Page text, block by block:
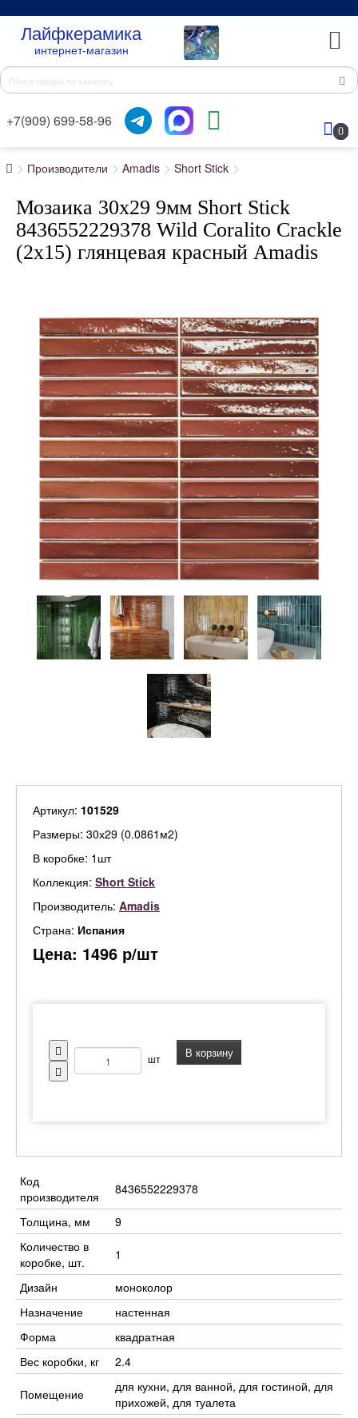
Лайфкерамика
интернет-магазин
+7(909) 699-58-96
0
Производители Amadis Short Stick
Мозаика 30x29 9мм Short Stick
8436552229378 Wild Coralito Crackle
(2x15) глянцевая красный Amadis
Артикул: 101529
Размеры: 30х29 (0.0861м2)
В коробке: 1шт
Коллекция: Short Stick
Производитель: Amadis
Страна: Испания
Цена: 1496 р/шт
шт В корзину
Код
производителя
8436552229378
Толщина, мм
9
Количество в
коробке, шт.
1
Дизайн
моноколор
Назначение
настенная
Форма
квадратная
Вес коробки, кг
2.4
Помещение
для кухни, для ванной, для гостиной, для
прихожей, для туалета